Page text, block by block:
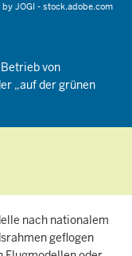
by JOGI - stock.adobe.com
von
„auf der grünen
nach nationalem
geflogen